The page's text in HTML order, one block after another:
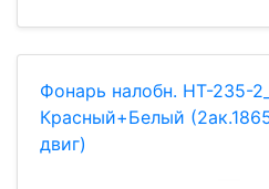
Фонарь налобн. HT-235-
Красный+Белый
двиг)